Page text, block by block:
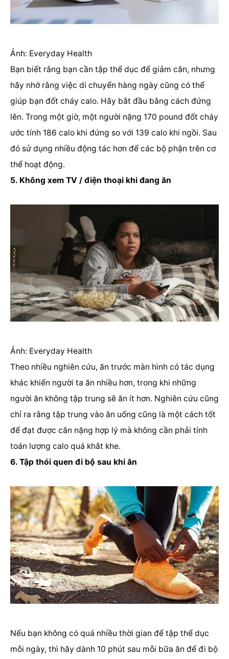
Ảnh: Everyday Health
Bạn biết rằng bạn cần tập thể dục để giảm cân, nhưng
hãy nhớ rằng việc di chuyển hàng ngày cũng có thể
giúp bạn đốt cháy calo. Hãy bắt đầu bằng cách đứng
lên. Trong một giờ, một người nặng 170 pound đốt cháy
ước tính 186 calo khi đứng so với 139 calo khi ngồi. Sau
đó sử dụng nhiều động tác hơn để các bộ phận trên cơ
thể hoạt động.
5. Không xem TV / điện thoại khi đang ăn
Ảnh: Everyday Health
Theo nhiều nghiên cứu, ăn trước màn hình có tác dụng
khác khiến người ta ăn nhiều hơn, trong khi những
người ăn không tập trung sẽ ăn ít hơn. Nghiên cứu cũng
chỉ ra rằng tập trung vào ăn uống cũng là một cách tốt
để đạt được cân nặng hợp lý mà không cần phải tính
toán lượng calo quá khắt khe.
6. Tập thói quen đi bộ sau khi ăn
Nếu bạn không có quá nhiều thời gian để tập thể dục
mỗi ngày, thì hãy dành 10 phút sau mỗi bữa ăn để đi bộ